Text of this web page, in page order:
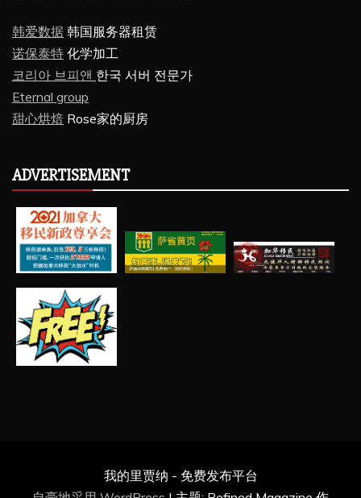
韩爱数据 韩国服务器租赁
诺保泰特 化学加工
코리아 브피앤 한국 서버 전문가
Eternal group
甜心烘焙 Rose家的厨房
ADVERTISEMENT
我的里贾纳 - 免费发布平台